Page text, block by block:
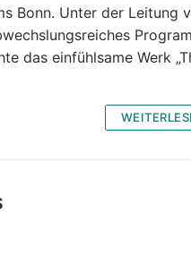
Bonn. Unter der Leitung
das einfühlsame Werk